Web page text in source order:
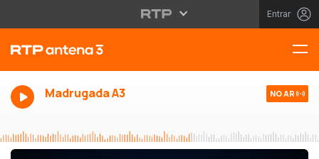
Entrar
Madrugada A3 NO AR